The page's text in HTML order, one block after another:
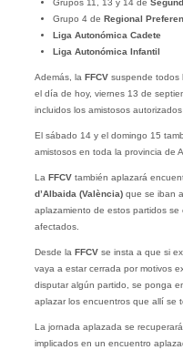
Grupos 11, 13 y 14 de
Grupo 4 de Regional
Liga Autonómica Cadete
Liga Autonómica Infantil
Además, la FFCVsuspende todos
el día de hoy, viernes 13 de
incluidos los amistosos
El sábado 14 y el domingo 15
amistosos en toda la provincia de
La FFCVtambién aplazará
d’Albaida (València) que se iban
aplazamiento de estos partidos
afectados.
Desde la FFCVse insta a que si
vaya a estar cerrada por motivos
disputar algún partido, se ponga
aplazar los encuentros que allí se
La jornada aplazada se
implicados en un encuentro